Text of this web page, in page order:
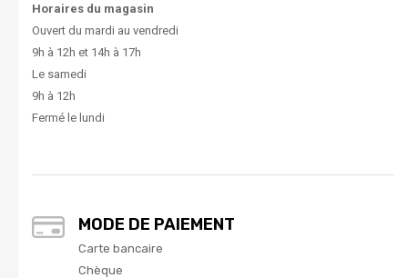
Horaires du magasin
Ouvert du mardi au vendredi
9h à 12h et 14h à 17h
Le samedi
9h à 12h
Fermé le lundi
MODE DE PAIEMENT
Carte bancaire
Chèque